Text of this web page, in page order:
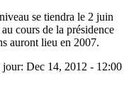
se tiendra le 2 juin
cours de la présidence
auront lieu en 2007.
jour: Dec 14, 2012 - 12:00